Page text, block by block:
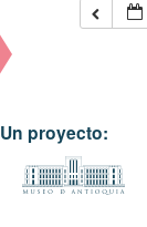
Un proyecto: